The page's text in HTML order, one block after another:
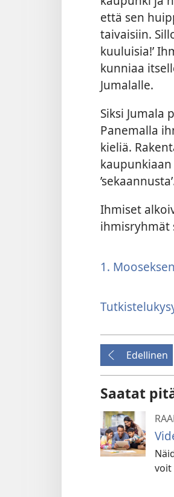
että sen
taivaisiin.
kuuluisia!’
kunniaa
Jumalalle.
Siksi Jumala
Panemalla
kieliä.
Ihmiset
ihmisryhmät
1.
Edellinen
Saatat
voit